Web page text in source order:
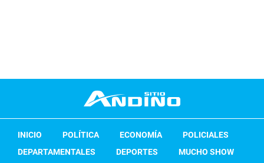
INICIO POLÍTICA ECONOMÍA
POLICIALES
DEPARTAMENTALES
DEPORTES
MUCHO SHOW